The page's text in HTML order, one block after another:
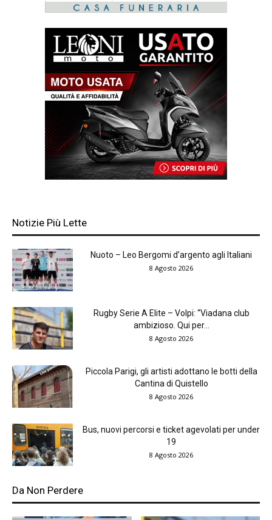
Notizie Più Lette
Nuoto – Leo Bergomi d’argento agli Italiani
8 Agosto 2026
Rugby Serie A Elite – Volpi: “Viadana club
ambizioso. Qui per...
8 Agosto 2026
Piccola Parigi, gli artisti adottano le botti della
Cantina di Quistello
8 Agosto 2026
Bus, nuovi percorsi e ticket agevolati per under
19
8 Agosto 2026
Da Non Perdere